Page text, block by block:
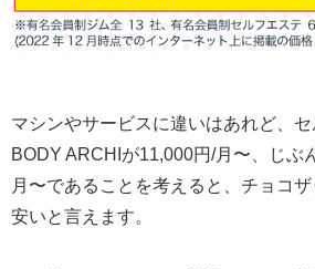
マシンやサービスに違いはあれど、
BODY ARCHIが11,000円/月〜、じぶ
月〜であることを考えると、チョコ
安いと言えます。